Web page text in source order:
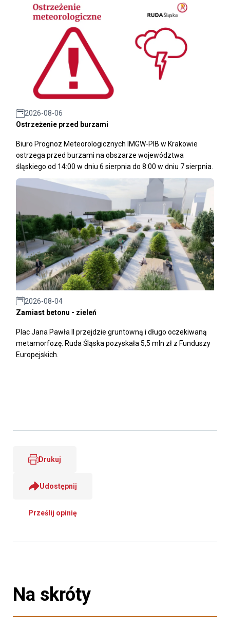
2026-08-06
Ostrzeżenie przed burzami
Biuro Prognoz Meteorologicznych IMGW-PIB w Krakowie
ostrzega przed burzami na obszarze województwa
śląskiego od 14:00 w dniu 6 sierpnia do 8:00 w dniu 7 sierpnia.
2026-08-04
Zamiast betonu - zieleń
Plac Jana Pawła II przejdzie gruntowną i długo oczekiwaną
metamorfozę. Ruda Śląska pozyskała 5,5 mln zł z Funduszy
Europejskich.
Drukuj
Udostępnij
Prześlij opinię
Na skróty